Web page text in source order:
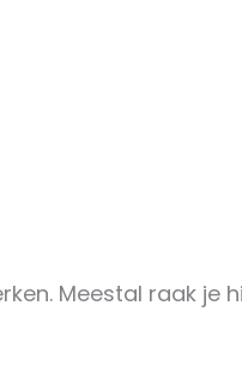
Meestal raak je